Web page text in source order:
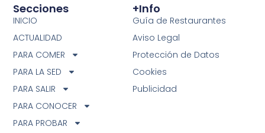
+info
Guía de Restaurantes
Aviso Legal
Protección de Datos
Cookies
Publicidad
Secciones
INICIO
ACTUALIDAD
PARA COMER
PARA LA SED
PARA SALIR
PARA CONOCER
PARA PROBAR